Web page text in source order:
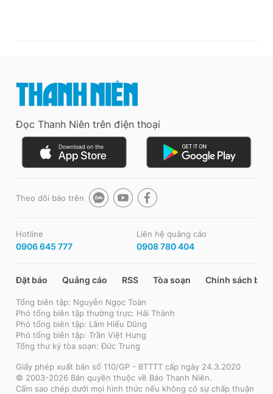
Đọc Thanh Niên trên điện thoại
Theo dõi báo trên
Hotline
0906 645 777
Liên hệ quảng cáo
0908 780 404
Đặt báo Quảng cáo RSS Tòa soạn Chính sách bảo
Tổng biên tập: Nguyễn Ngọc Toàn
Phó tổng biên tập thường trực: Hải Thành
Phó tổng biên tập: Lâm Hiếu Dũng
Phó tổng biên tập: Trần Việt Hưng
Tổng thư ký tòa soạn: Đức Trung
Giấy phép xuất bản số 110/GP - BTTTT cấp ngày 24.3.2020
© 2003-2026 Bản quyền thuộc về Báo Thanh Niên.
Cấm sao chép dưới mọi hình thức nếu không có sự chấp thuận